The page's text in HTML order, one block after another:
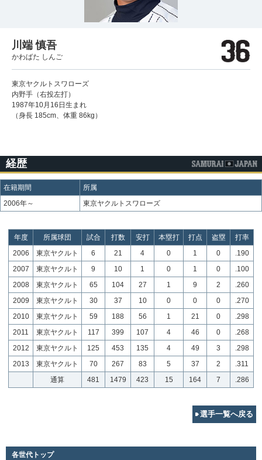
川端 慎吾
かわばた しんご
東京ヤクルトスワローズ
内野手（右投左打）
1987年10月16日生まれ
（身長 185cm、体重 86kg）
経歴
在籍期間
所属
2006年～
東京ヤクルトスワローズ
年度 所属球団 試合 打数 安打 本塁打 打点 盗塁
打率
2006
東京ヤクルト 6 21 4 0 1 0
.190
2007
東京ヤクルト 9 10 1 0 1 0
.100
2008
東京ヤクルト 65 104 27 1 9 2
.260
2009
東京ヤクルト 30 37 10 0 0 0
.270
2010
東京ヤクルト 59 188 56 1 21 0
.298
2011
東京ヤクルト 117 399 107 4 46 0
.268
2012
東京ヤクルト 125 453 135 4 49 3
.298
2013
東京ヤクルト 70 267 83 5 37 2
.311
通算
481 1479 423 15 164 7 .286
選手一覧へ戻る
各世代トップ